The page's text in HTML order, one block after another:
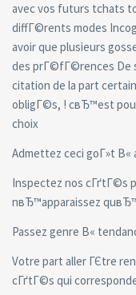
avec vos futurs tchats
diffГ©rents modes
avoir que plusieurs
des prГ©fГ©rences De
citation de la part
obligГ©s, ! cвЂ™est
choix
Admettez ceci goГ»t В«
Inspectez nos cГґtГ©s
nвЂ™apparaissez
Passez genre В«
Votre part aller ГЄtre
cГґtГ©s qui